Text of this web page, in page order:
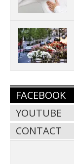
FACEBOOK
YOUTUBE
CONTACT